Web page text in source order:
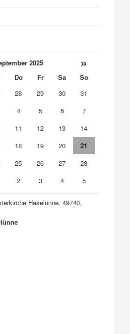
2025 »
Do Fr Sa
So
28 29 30
31
4 5 6
7
11 12 13
14
18 19 20
21
25 26 27
28
2 3 4 5
Haselünne, 49740,